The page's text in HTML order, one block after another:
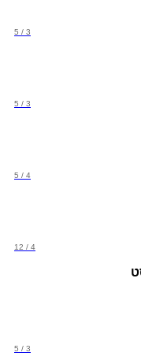
3 / 5
3 / 5
4 / 5
4 / 12
3 / 5